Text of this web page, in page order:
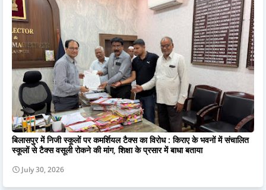
बिलासपुर में निजी स्कूलों पर कमर्शियल टैक्स का विरोध : किराए के भवनों में संचालित
स्कूलों से टैक्स वसूली रोकने की मांग, शिक्षा के प्रसार में बाधा बताया
July 30, 2026